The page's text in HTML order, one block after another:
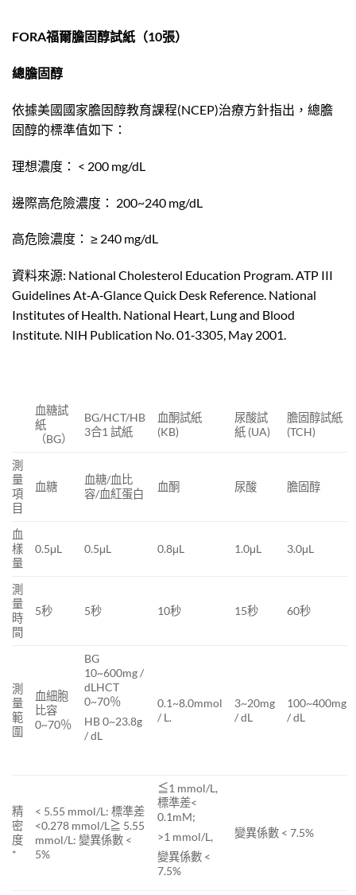
FORA福爾膽固醇試紙（10張）
總膽固醇
依據美國國家膽固醇教育課程(NCEP)治療方針指出，總膽
固醇的標準值如下：
理想濃度： < 200 mg/dL
邊際高危險濃度： 200~240 mg/dL
高危險濃度： ≥ 240 mg/dL
資料來源: National Cholesterol Education Program. ATP III
Guidelines At‐A‐Glance Quick Desk Reference. National
Institutes of Health. National Heart, Lung and Blood
Institute. NIH Publication No. 01‐3305, May 2001.
血糖試
紙
（BG）
BG/HCT/HB
3合1 試紙
血酮試紙
(KB)
尿酸試
紙 (UA)
膽固醇試紙
(TCH)
測
量
項
目
血糖
血糖/血比
容/血紅蛋白
血酮 尿酸 膽固醇
血
樣
量
0.5μL 0.5μL 0.8μL 1.0μL 3.0μL
測
量
時
間
5秒 5秒 10秒 15秒 60秒
測
量
範
圍
血細胞
比容
0~70％
BG
10~600mg /
dLHCT
0~70％
HB 0~23.8g
/ dL
0.1~8.0mmol
/ L.
3~20mg
/ dL
100~400mg
/ dL
精
密
度
*
< 5.55 mmol/L: 標準差
<0.278 mmol/L≧ 5.55
mmol/L: 變異係數 <
5%
≦1 mmol/L,
標準差<
0.1mM;
>1 mmol/L,
變異係數 <
7.5%
變異係數 < 7.5%